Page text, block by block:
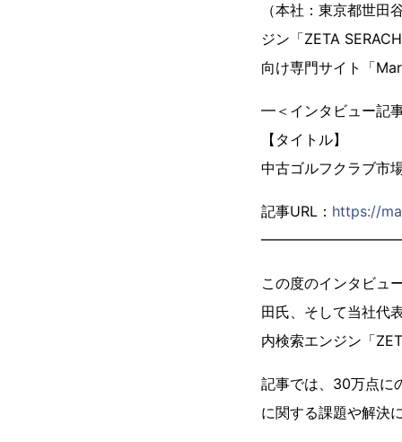
（本社：東京都世
ジン「ZETA
向け専門サイト「
━＜インタビュ
【タイトル】
中古ゴルフクラブ市
記事URL： https://
この度のインタビュ
田氏、そして当社代
内検索エンジン「
記事では、30万点に
に関する課題や解決